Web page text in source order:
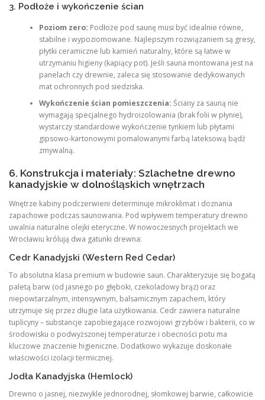
3. Podłoże i wykończenie ścian
Poziom zero: Podłoże pod saunę musi być idealnie równe,
stabilne i wypoziomowane. Najlepszym rozwiązaniem są gresy,
płytki ceramiczne lub kamień naturalny, które są łatwe w
utrzymaniu higieny (kapiący pot). Jeśli sauna montowana jest na
panelach czy drewnie, zaleca się stosowanie dedykowanych
mat ochronnych pod siedziska.
Wykończenie ścian pomieszczenia: Ściany za sauną nie
wymagają specjalnego hydroizolowania (brak folii w płynie),
wystarczy standardowe wykończenie tynkiem lub płytami
gipsowo-kartonowymi pomalowanymi farbą lateksową bądź
zmywalną.
6. Konstrukcja i materiały: Szlachetne drewno
kanadyjskie w dolnośląskich wnętrzach
Wnętrze kabiny podczerwieni determinuje mikroklimat i doznania
zapachowe podczas saunowania. Pod wpływem temperatury drewno
uwalnia naturalne olejki eteryczne. W nowoczesnych projektach we
Wrocławiu królują dwa gatunki drewna:
Cedr Kanadyjski (Western Red Cedar)
To absolutna klasa premium w budowie saun. Charakteryzuje się bogatą
paletą barw (od jasnego po głęboki, czekoladowy brąz) oraz
niepowtarzalnym, intensywnym, balsamicznym zapachem, który
utrzymuje się przez długie lata użytkowania. Cedr zawiera naturalne
tuplicyny – substancje zapobiegające rozwojowi grzybów i bakterii, co w
środowisku o podwyższonej temperaturze i obecności potu ma
kluczowe znaczenie higieniczne. Dodatkowo wykazuje doskonałe
właściwości izolacji termicznej.
Jodła Kanadyjska (Hemlock)
Drewno o jasnej, niezwykle jednorodnej, słomkowej barwie, całkowicie